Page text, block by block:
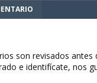
son revisados antes
e identifícate, nos